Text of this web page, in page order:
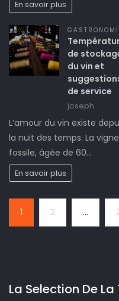
En savoir plus
de
du vin et
de service
joseph
L’amour du vin existe
la nuit des temps. La vigne
fossile, âgée de 60…
En savoir plus
1 2 …
La Selection De